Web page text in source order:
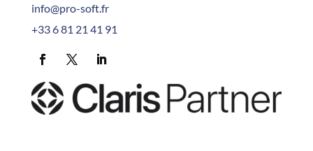
info@pro-soft.fr
+33 6 81 21 41 91